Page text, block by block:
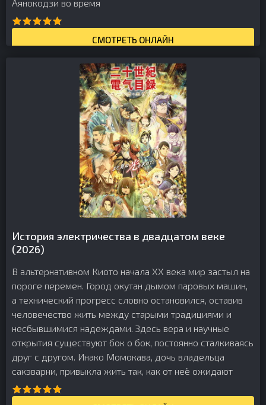
Аянокодзи во время
СМОТРЕТЬ ОНЛАЙН
История электричества в двадцатом веке
(2026)
В альтернативном Киото начала XX века мир застыл на
пороге перемен. Город окутан дымом паровых машин,
а технический прогресс словно остановился, оставив
человечество жить между старыми традициями и
несбывшимися надеждами. Здесь вера и научные
открытия существуют бок о бок, постоянно сталкиваясь
друг с другом. Инако Момокава, дочь владельца
сакэварни, привыкла жить так, как от неё ожидают